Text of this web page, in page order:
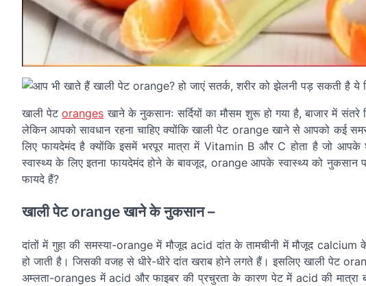
खाली पेटoranges खाने के नुकसानः सर्दियों का मौसम शुरू हो गया है, बाजार में
लेकिन आपको सावधान रहना चाहिए क्योंकि खाली पेट orange खाने से आपको
लिए फायदेमंद है क्योंकि इसमें भरपूर मात्रा में Vitamin B और C होता है जो
स्वास्थ्य के लिए इतना फायदेमंद होने के बावजूद, orange आपके स्वास्थ्य को
फायदे हैं?
खाली पेट orange खाने के नुकसान –
दांतों में गुहा की समस्या-orange में मौजूद acid दांत के तामचीनी में मौजूद
हो जाती है। जिसकी वजह से धीरे-धीरे दांत खराब होने लगते हैं। इसलिए खाली पेट
अम्लता-oranges में acid और फाइबर की प्रचुरता के कारण पेट में acid की मात्रा